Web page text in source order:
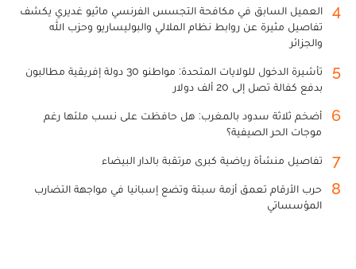
4
العميل السابق في مكافحة التجسس الفرنسي ماثيو غديري يكشف
تفاصيل مثيرة عن روابط نظام الملالي والبوليساريو وحزب الله
والجزائر
5
تأشيرة الدخول للولايات المتحدة: مواطنو 30 دولة إفريقية مطالبون
بدفع كفالة تصل إلى 20 ألف دولار
6
أضخم ثلاثة سدود بالمغرب: هل حافظت على نسب ملئها رغم
موجات الحر الصيفية؟
7 تفاصيل منشأة رياضية كبرى مرتقبة بالدار البيضاء
8
حرب الأرقام تعمق أزمة سبتة وتضع إسبانيا في مواجهة التضارب
المؤسساتي